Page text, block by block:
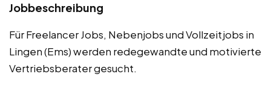
Jobbeschreibung
Für Freelancer Jobs, Nebenjobs und Vollzeitjobs in
Lingen (Ems) werden redegewandte und motivierte
Vertriebsberater gesucht.